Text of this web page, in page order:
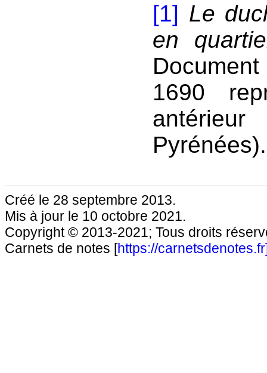
[1] Le
en
1690
Pyrénées).
Créé le 28 septembre 2013.
Mis à jour le 10 octobre 2021.
Copyright © 2013-2021; Tous droits
Carnets de notes [https://